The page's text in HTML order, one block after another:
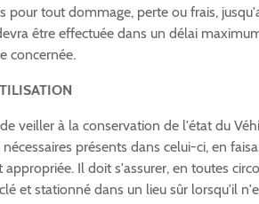
pour tout dommage, perte ou frais,
être effectuée dans un délai
concernée.
veiller à la conservation de l'état du
présents dans celui-ci, en
Il doit s'assurer, en toutes
et stationné dans un lieu sûr lorsqu'il